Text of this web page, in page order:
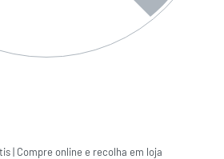
| Compre online e recolha em loja